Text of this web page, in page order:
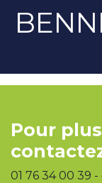
Pour
01 76 34 00 39 -